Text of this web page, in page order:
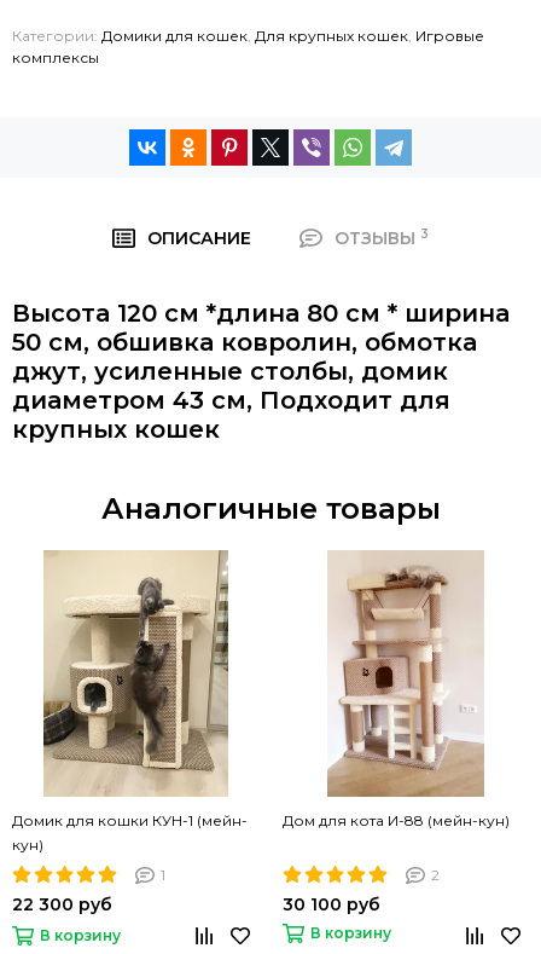
Категории: Домики для кошек, Для крупных кошек, Игровые
комплексы
ОПИСАНИЕ ОТЗЫВЫ 3
Высота 120 см *длина 80 см * ширина
50 см, обшивка ковролин, обмотка
джут, усиленные столбы, домик
диаметром 43 см, Подходит для
крупных кошек
Аналогичные товары
Домик для кошки КУН-1 (мейн-
кун)
1
22 300 руб
В корзину
Дом для кота И-88 (мейн-кун)
2
30 100 руб
В корзину